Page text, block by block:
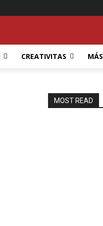
CREATIVITAS MÁS
MOST READ